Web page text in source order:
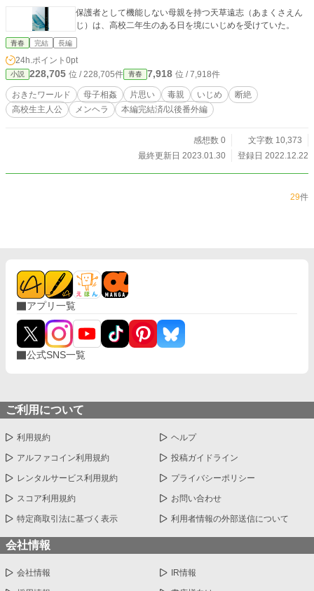
保護者として機能しない母親を持つ天草遠志（あまくさえん
じ）は、高校二年生のある日を境にいじめを受けていた。
青春 完結 長編
24h.ポイント 0pt
小説 228,705 位 / 228,705件 青春 7,918 位 / 7,918件
おきたワールド 母子相姦 片思い 毒親 いじめ
断絶
高校生主人公
メンヘラ 本編完結済/以後番外編
感想数 0
文字数 10,373
最終更新日 2023.01.30
登録日 2022.12.22
29件
アプリ一覧
公式SNS一覧
ご利用について
利用規約 ヘルプ
アルファコイン利用規約 投稿ガイドライン
レンタルサービス利用規約 プライバシーポリシー
スコア利用規約 お問い合わせ
特定商取引法に基づく表示 利用者情報の外部送信について
会社情報
会社情報 IR情報